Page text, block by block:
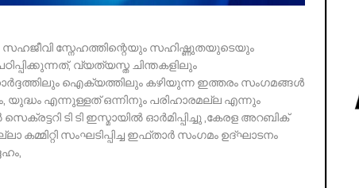
സ്നേഹത്തിന്റെയും സഹിഷ്ണുതയുടെയും
വ്യത്യസ്ത ചിന്തകളിലും
ഐക്യത്തിലും കഴിയുന്ന ഇത്തരം സംഗമങ്ങൾ
യുദ്ധം എന്നുള്ളത് ഒന്നിനും പരിഹാരമല്ല എന്നും
ടി ടി ഇസ്മായിൽ ഓർമിപ്പിച്ചു ,കേരള അറബിക്
കമ്മിറ്റി സംഘടിപ്പിച്ച ഇഫ്താർ സംഗമം ഉദ്ഘാടനം